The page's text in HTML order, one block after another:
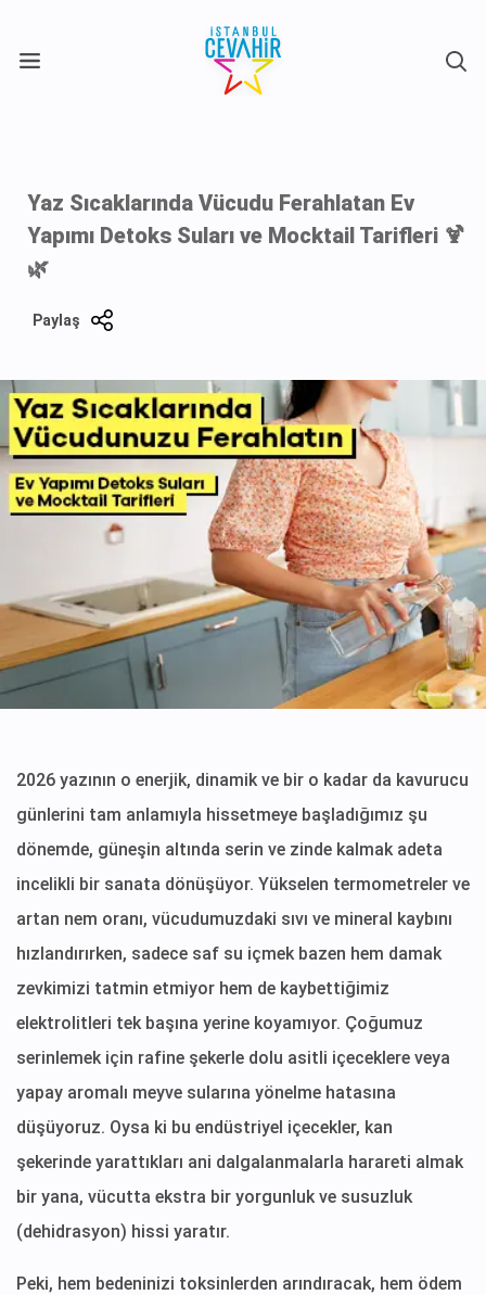
Yaz Sıcaklarında Vücudu Ferahlatan Ev
Yapımı Detoks Suları ve Mocktail Tarifleri 🍹
🌿
Paylaş
2026 yazının o enerjik, dinamik ve bir o kadar da kavurucu
günlerini tam anlamıyla hissetmeye başladığımız şu
dönemde, güneşin altında serin ve zinde kalmak adeta
incelikli bir sanata dönüşüyor. Yükselen termometreler ve
artan nem oranı, vücudumuzdaki sıvı ve mineral kaybını
hızlandırırken, sadece saf su içmek bazen hem damak
zevkimizi tatmin etmiyor hem de kaybettiğimiz
elektrolitleri tek başına yerine koyamıyor. Çoğumuz
serinlemek için rafine şekerle dolu asitli içeceklere veya
yapay aromalı meyve sularına yönelme hatasına
düşüyoruz. Oysa ki bu endüstriyel içecekler, kan
şekerinde yarattıkları ani dalgalanmalarla harareti almak
bir yana, vücutta ekstra bir yorgunluk ve susuzluk
(dehidrasyon) hissi yaratır.
Peki, hem bedeninizi toksinlerden arındıracak, hem ödem